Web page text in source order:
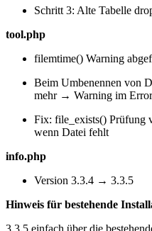
Schritt 3: Alte Tabelle
tool.php
filemtime() Warning
Beim Umbenennen von
mehr → Warning im
Fix: file_exists()
wenn Datei fehlt
info.php
Version 3.3.4 → 3.3.5
Hinweis für bestehende
3.3.5 einfach über die